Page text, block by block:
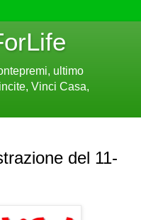
ultimo
Vinci Casa,
del 11-